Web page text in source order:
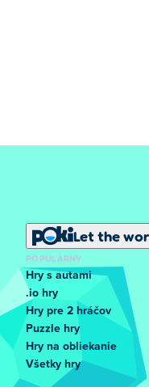
Let the
POPULÁRNY
Hry s autami
.io hry
Hry pre 2 hráčov
Puzzle hry
Hry na obliekanie
Všetky hry